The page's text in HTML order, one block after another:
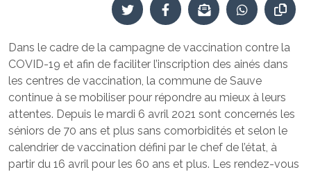
Dans le cadre de la campagne de vaccination contre la
COVID-19 et afin de faciliter l’inscription des ainés dans
les centres de vaccination, la commune de Sauve
continue à se mobiliser pour répondre au mieux à leurs
attentes. Depuis le mardi 6 avril 2021 sont concernés les
séniors de 70 ans et plus sans comorbidités et selon le
calendrier de vaccination défini par le chef de l’état, à
partir du 16 avril pour les 60 ans et plus. Les rendez-vous